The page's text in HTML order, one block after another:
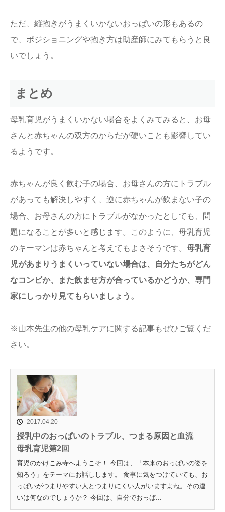
ただ、縦抱きがうまくいかないおっぱいの形もあるの
で、ポジショニングや抱き方は助産師にみてもらうと良
いでしょう。
まとめ
母乳育児がうまくいかない場合をよくみてみると、お母
さんと赤ちゃんの双方のからだが硬いことも影響してい
るようです。
赤ちゃんが良く飲む子の場合、お母さんの方にトラブル
があっても解決しやすく、逆に赤ちゃんが飲まない子の
場合、お母さんの方にトラブルがなかったとしても、問
題になることが多いと感じます。このように、母乳育児
のキーマンは赤ちゃんと考えてもよさそうです。 母乳育
児があまりうまくいっていない場合は、自分たちがどん
なコンビか、また飲ませ方が合っているかどうか、専門
家にしっかり見てもらいましょう。
※山本先生の他の母乳ケアに関する記事もぜひご覧くだ
さい。
2017.04.20
授乳中のおっぱいのトラブル、つまる原因と血流
母乳育児第2回
育児のかけこみ寺へようこそ！ 今回は、「本来のおっぱいの姿を
知ろう」をテーマにお話しします。 食事に気をつけていても、お
っぱいがつまりやすい人とつまりにくい人がいますよね。その違
いは何なのでしょうか？ 今回は、自分でおっぱ...